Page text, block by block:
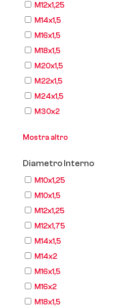
M12x1,25
M14x1,5
M16x1,5
M18x1,5
M20x1,5
M22x1,5
M24x1,5
M30x2
Mostra altro
Diametro Interno
M10x1,25
M10x1,5
M12x1,25
M12x1,75
M14x1,5
M14x2
M16x1,5
M16x2
M18x1,5